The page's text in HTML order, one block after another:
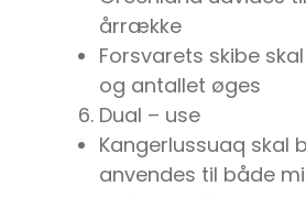
årrække
Forsvarets skibe
og antallet øges
Dual – use
Kangerlussuaq skal
anvendes til både